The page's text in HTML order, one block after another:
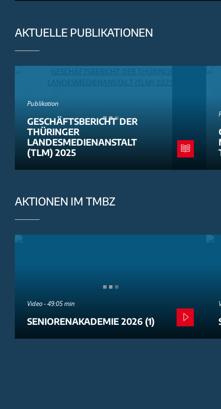
AKTUELLE PUBLIKATIONEN
Publikation
GESCHÄFTSBERICHT DER
THÜRINGER
LANDESMEDIENANSTALT
(TLM) 2025
AKTIONEN IM TMBZ
Video - 49:05 min
SENIORENAKADEMIE 2026 (1)